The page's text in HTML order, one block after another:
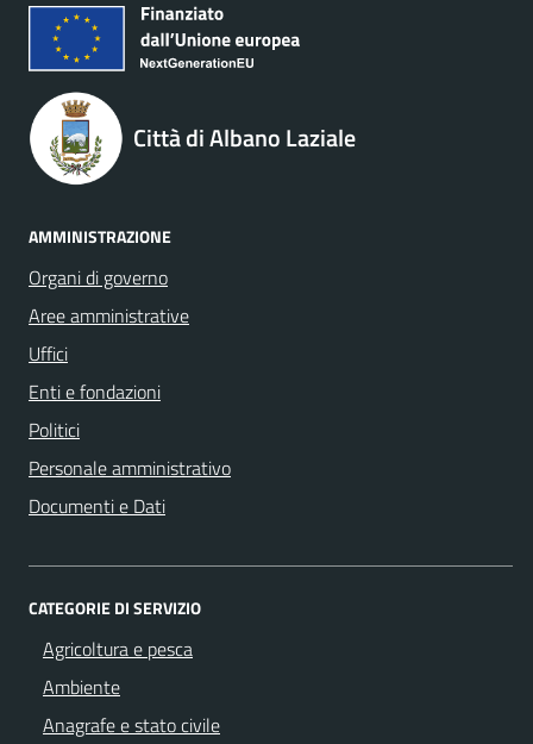
Città di Albano Laziale
AMMINISTRAZIONE
Organi di governo
Aree amministrative
Uffici
Enti e fondazioni
Politici
Personale amministrativo
Documenti e Dati
CATEGORIE DI SERVIZIO
Agricoltura e pesca
Ambiente
Anagrafe e stato civile